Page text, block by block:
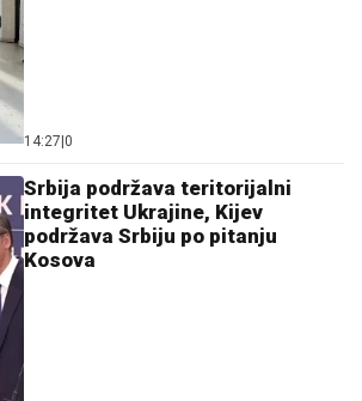
14:27|0
Srbija podržava teritorijalni
integritet Ukrajine, Kijev
podržava Srbiju po pitanju
Kosova